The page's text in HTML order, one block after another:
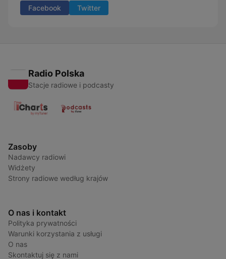
Facebook Twitter
Radio Polska
Stacje radiowe i podcasty
Zasoby
Nadawcy radiowi
Widżety
Strony radiowe według krajów
O nas i kontakt
Polityka prywatności
Warunki korzystania z usługi
O nas
Skontaktuj się z nami